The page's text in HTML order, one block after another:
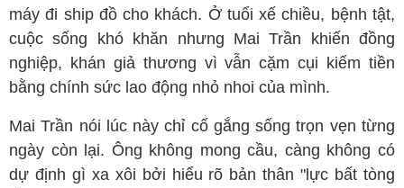
máy đi ship đồ cho khách. Ở tuổi xế chiều, bệnh tật,
cuộc sống khó khăn nhưng Mai Trần khiến đồng
nghiệp, khán giả thương vì vẫn cặm cụi kiếm tiền
bằng chính sức lao động nhỏ nhoi của mình.
Mai Trần nói lúc này chỉ cố gắng sống trọn vẹn từng
ngày còn lại. Ông không mong cầu, càng không có
dự định gì xa xôi bởi hiểu rõ bản thân "lực bất tòng